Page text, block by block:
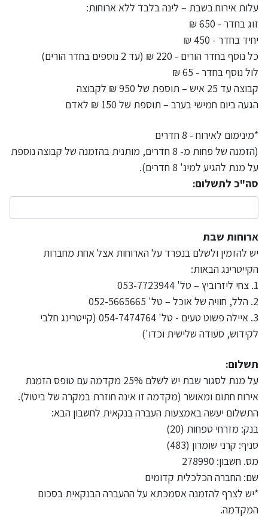
עלות אירוח בשבת – לינה בלבד ללא ארוחות:
זוג בחדר - 650 ₪
יחיד בחדר - 450 ₪
כל נוסף בחדר הורים - 220 ₪ (עד 2 נוספים בחדר הורים)
לול נוסף בחדר - 65 ₪
קבוצה עד 25 איש – תוספת של 950 ₪ לקבוצה
הגעה ביום חמישי בערב – תוספת של 150 ₪ לאדם
*מינימום לאירוח - 8 חדרים
(הזמנה של פחות מ- 8 חדרים, מותנית בהזמנה של קבוצה נוספת
על מנת להגיע למינ' 8 חדרים).
סה"כ לתשלום:
ארוחות שבת
יש להזמין ולשלם בנפרד על הארוחות אצל אחת מחברות
הקייטרינג הבאות:
1. צחי ליזרוביץ – טל' 053-7723944
2. הלל, חוויה של אוכל – טל' 052-5665665
3. איילה פשוט טעים - טל' 054-7474764 (קייטרינג חלבי
לקידוש, סעודה שלישית וכדו')
תשלום:
על מנת לסגור שבת יש לשלם 25% מקדמה עם טופס הזמנת
אירוח חתום ומאושר (מקדמה זו אינה חוזרת במקרה של ביטול).
התשלום יעשה באמצעות העברה בנקאית לחשבון הבא:
בנק: מזרחי טפחות (20)
סניף: קרני שומרון (483)
מס. חשבון: 278990
שם: החברה הכלכלית קדומים
*יש לצרף להזמנה אסמכתא על ההעברה הבנקאית בסכום
המקדמה.